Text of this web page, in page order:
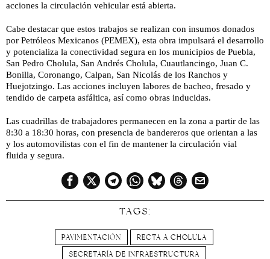
acciones la circulación vehicular está abierta.
Cabe destacar que estos trabajos se realizan con insumos donados
por Petróleos Mexicanos (PEMEX), esta obra impulsará el desarrollo
y potencializa la conectividad segura en los municipios de Puebla,
San Pedro Cholula, San Andrés Cholula, Cuautlancingo, Juan C.
Bonilla, Coronango, Calpan, San Nicolás de los Ranchos y
Huejotzingo. Las acciones incluyen labores de bacheo, fresado y
tendido de carpeta asfáltica, así como obras inducidas.
Las cuadrillas de trabajadores permanecen en la zona a partir de las
8:30 a 18:30 horas, con presencia de bandereros que orientan a las
y los automovilistas con el fin de mantener la circulación vial
fluida y segura.
TAGS:
PAVIMENTACIÓN
RECTA A CHOLULA
SECRETARÍA DE INFRAESTRUCTURA